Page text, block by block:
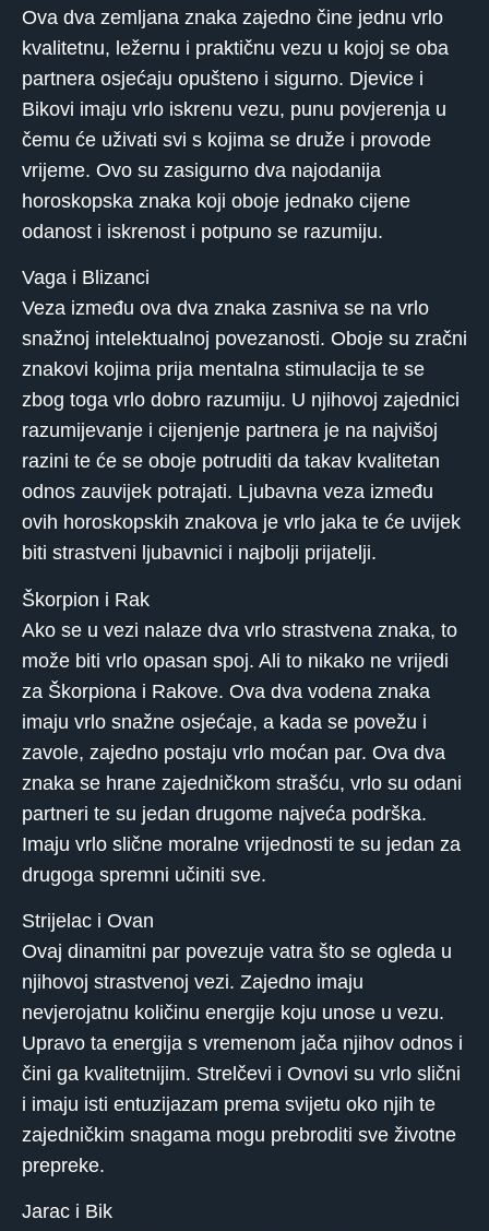
Ova dva zemljana znaka zajedno čine jednu vrlo
kvalitetnu, ležernu i praktičnu vezu u kojoj se oba
partnera osjećaju opušteno i sigurno. Djevice i
Bikovi imaju vrlo iskrenu vezu, punu povjerenja u
čemu će uživati ​​svi s kojima se druže i provode
vrijeme. Ovo su zasigurno dva najodanija
horoskopska znaka koji oboje jednako cijene
odanost i iskrenost i potpuno se razumiju.
Vaga i Blizanci
Veza između ova dva znaka zasniva se na vrlo
snažnoj intelektualnoj povezanosti. Oboje su zračni
znakovi kojima prija mentalna stimulacija te se
zbog toga vrlo dobro razumiju. U njihovoj zajednici
razumijevanje i cijenjenje partnera je na najvišoj
razini te će se oboje potruditi da takav kvalitetan
odnos zauvijek potrajati. Ljubavna veza između
ovih horoskopskih znakova je vrlo jaka te će uvijek
biti strastveni ljubavnici i najbolji prijatelji.
Škorpion i Rak
Ako se u vezi nalaze dva vrlo strastvena znaka, to
može biti vrlo opasan spoj. Ali to nikako ne vrijedi
za Škorpiona i Rakove. Ova dva vodena znaka
imaju vrlo snažne osjećaje, a kada se povežu i
zavole, zajedno postaju vrlo moćan par. Ova dva
znaka se hrane zajedničkom strašću, vrlo su odani
partneri te su jedan drugome najveća podrška.
Imaju vrlo slične moralne vrijednosti te su jedan za
drugoga spremni učiniti sve.
Strijelac i Ovan
Ovaj dinamitni par povezuje vatra što se ogleda u
njihovoj strastvenoj vezi. Zajedno imaju
nevjerojatnu količinu energije koju unose u vezu.
Upravo ta energija s vremenom jača njihov odnos i
čini ga kvalitetnijim. Strelčevi i Ovnovi su vrlo slični
i imaju isti entuzijazam prema svijetu oko njih te
zajedničkim snagama mogu prebroditi sve životne
prepreke.
Jarac i Bik